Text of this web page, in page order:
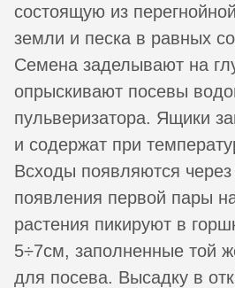
состоящую из
земли и песка в равных
Семена заделывают на
опрыскивают посевы
пульверизатора. Ящики
и содержат при
Всходы появляются
появления первой пары
растения пикируют в
5÷7см, заполненные той
для посева. Высадку в